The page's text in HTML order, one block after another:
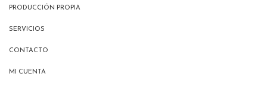
PRODUCCIÓN PROPIA
SERVICIOS
CONTACTO
MI CUENTA